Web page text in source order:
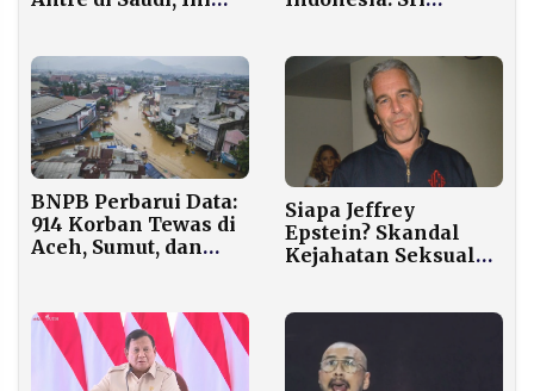
Kedua
BNPB Perbarui Data:
914 Korban Tewas di
Aceh, Sumut, dan
Siapa Jeffrey
Epstein? Skandal
Kejahatan Seksual